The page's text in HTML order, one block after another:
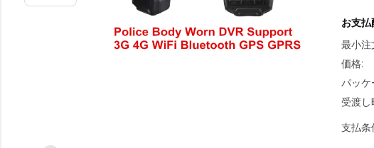
お支払
最小注
価格:
パッケ
受渡し
支払条